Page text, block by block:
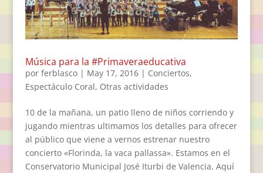
Música para la #Primaveraeducativa
por ferblasco| May 17, 2016| Conciertos,
Espectáculo Coral, Otras actividades
10 de la mañana, un patio lleno de niños corriendo y
jugando mientras ultimamos los detalles para ofrecer
al público que viene a vernos estrenar nuestro
concierto «Florinda, la vaca pallassa». Estamos en el
Conservatorio Municipal José Iturbi de Valencia. Aquí